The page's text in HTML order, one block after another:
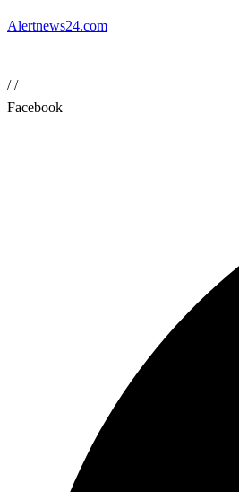
Alertnews24.com
//
Facebook